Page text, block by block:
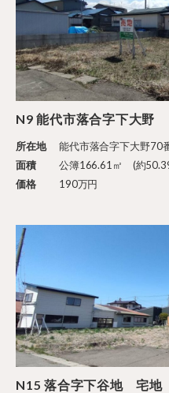
N9 能代市落合字下大野
所在地
能代市落合字下大野70
面積
公簿166.61㎡ (約
価格
190万円
N15 落合字下谷地 宅地